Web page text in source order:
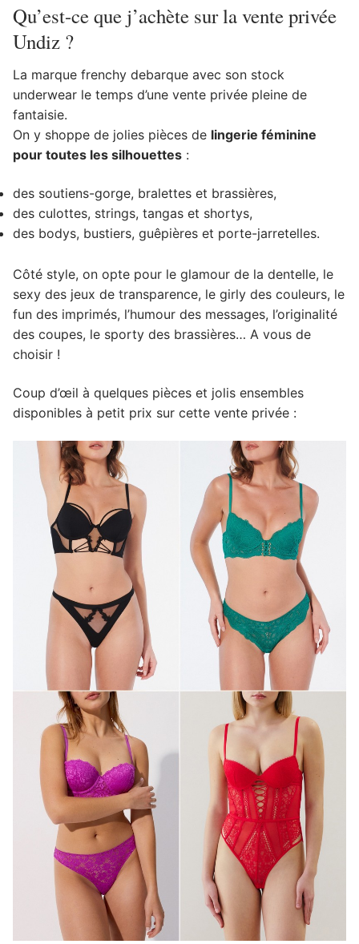
Qu’est-ce que j’achète sur la vente privée
Undiz ?
La marque frenchy debarque avec son stock
underwear le temps d’une vente privée pleine de
fantaisie.
On y shoppe de jolies pièces de lingerie féminine
pour toutes les silhouettes :
des soutiens-gorge, bralettes et brassières,
des culottes, strings, tangas et shortys,
des bodys, bustiers, guêpières et porte-jarretelles.
Côté style, on opte pour le glamour de la dentelle, le
sexy des jeux de transparence, le girly des couleurs, le
fun des imprimés, l’humour des messages, l’originalité
des coupes, le sporty des brassières… A vous de
choisir !
Coup d’œil à quelques pièces et jolis ensembles
disponibles à petit prix sur cette vente privée :